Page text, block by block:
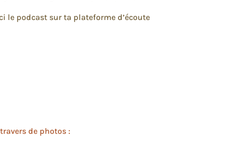
le podcast sur ta plateforme d’écoute
de photos :